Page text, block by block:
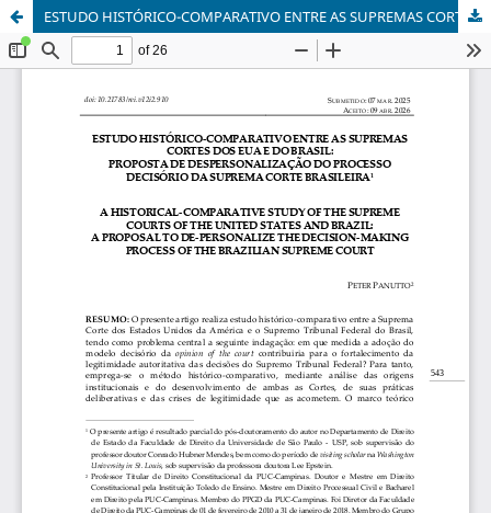
ESTUDO HISTÓRICO-COMPARATIVO ENTRE AS SUPREMAS CORTES DOS EUA E DO BRASIL